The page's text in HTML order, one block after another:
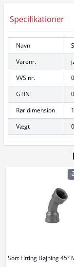
Specifikationer
Navn
Varenr.
VVS nr.
GTIN
Rør dimension
Vægt
Sort Fitting Bøjning 45°